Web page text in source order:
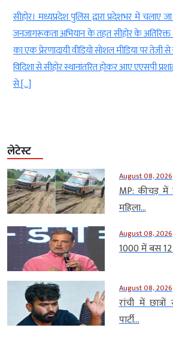
सीहोर। मध्यप्रदेश पुलिस द्वारा प्रदेशभर में चलाए
जनजागरूकता अभियान के तहत सीहोर के अतिरिक्त
का एक प्रेरणादायी वीडियो सोशल मीडिया पर तेजी
विदिशा से सीहोर स्थानांतरित होकर आए एएसपी
से […]
लेटेस्ट
August 08, 2026
MP: कीचड़ में
महिला...
August 08, 2026
1000 में बस
August 08, 2026
रांची में
पार्टी...